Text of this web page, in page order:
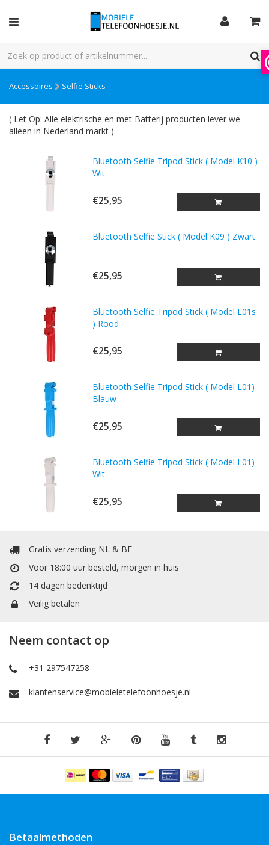
Accessoires Selfie Sticks
( Let Op: Alle elektrische en met Batterij producten lever we
alleen in Nederland markt )
Bluetooth Selfie Tripod Stick ( Model K10 )
Wit
€25,95
Bluetooth Selfie Stick ( Model K09 ) Zwart
€25,95
Bluetooth Selfie Tripod Stick ( Model L01s
) Rood
€25,95
Bluetooth Selfie Tripod Stick ( Model L01)
Blauw
€25,95
Bluetooth Selfie Tripod Stick ( Model L01)
Wit
€25,95
Gratis verzending NL & BE
Voor 18:00 uur besteld, morgen in huis
14 dagen bedenktijd
Veilig betalen
Neem contact op
+31 297547258
klantenservice@mobieletelefoonhoesje.nl
Betaalmethoden